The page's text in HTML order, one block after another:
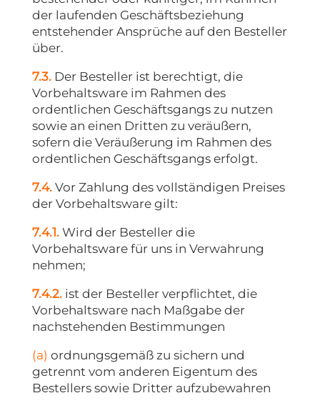
der laufenden Geschäftsbeziehung
entstehender Ansprüche auf den Besteller
über.
7.3. Der Besteller ist berechtigt, die
Vorbehaltsware im Rahmen des
ordentlichen Geschäftsgangs zu nutzen
sowie an einen Dritten zu veräußern,
sofern die Veräußerung im Rahmen des
ordentlichen Geschäftsgangs erfolgt.
7.4. Vor Zahlung des vollständigen Preises
der Vorbehaltsware gilt:
7.4.1. Wird der Besteller die
Vorbehaltsware für uns in Verwahrung
nehmen;
7.4.2.ist der Besteller verpflichtet, die
Vorbehaltsware nach Maßgabe der
nachstehenden Bestimmungen
(a) ordnungsgemäß zu sichern und
getrennt vom anderen Eigentum des
Bestellers sowie Dritter aufzubewahren